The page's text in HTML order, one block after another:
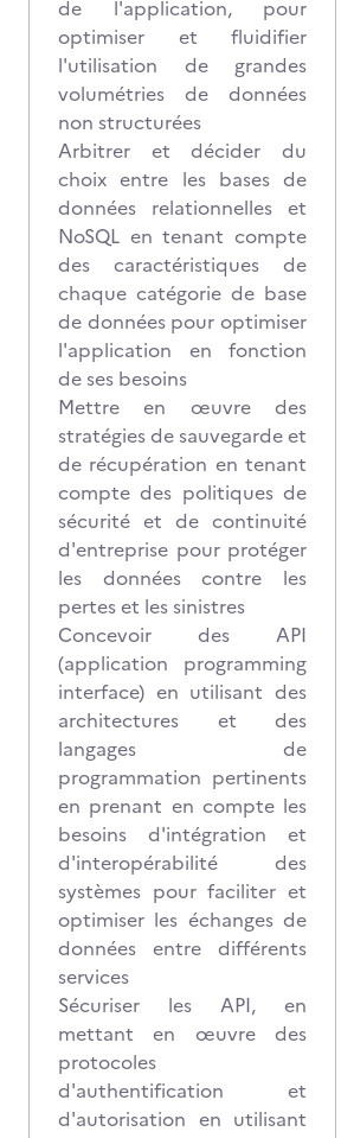
de l'application, pour
optimiser et fluidifier
l'utilisation de grandes
volumétries de données
non structurées
Arbitrer et décider du
choix entre les bases de
données relationnelles et
NoSQL en tenant compte
des caractéristiques de
chaque catégorie de base
de données pour optimiser
l'application en fonction
de ses besoins
Mettre en œuvre des
stratégies de sauvegarde et
de récupération en tenant
compte des politiques de
sécurité et de continuité
d'entreprise pour protéger
les données contre les
pertes et les sinistres
Concevoir des API
(application programming
interface) en utilisant des
architectures et des
langages de
programmation pertinents
en prenant en compte les
besoins d'intégration et
d'interopérabilité des
systèmes pour faciliter et
optimiser les échanges de
données entre différents
services
Sécuriser les API, en
mettant en œuvre des
protocoles
d'authentification et
d'autorisation en utilisant